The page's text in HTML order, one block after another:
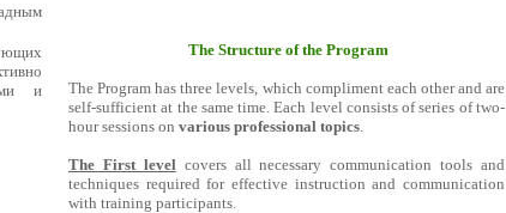
и
The Structure of the Program
The Program has three levels, which compliment each other and are
self-sufficient at the same time. Each level consists of series of two-
hour sessions on various professional topics
The First level covers all necessary communication tools and
techniques required for effective instruction and communication
with training participants.